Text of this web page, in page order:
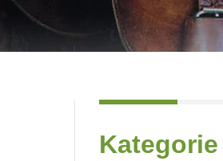
Kategorie